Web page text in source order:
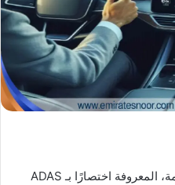
تُعدّ أنظمة مساعدة السائق المتقدمة، المعروفة اختصارًا بـ ADAS